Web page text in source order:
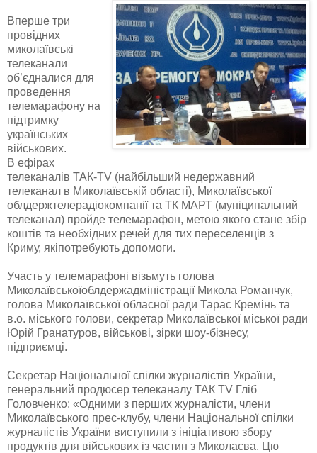
Вперше три
провідних
миколаївські
телеканали
об’єдналися для
проведення
телемарафону на
підтримку
українських
військових.
В ефірах
телеканалів ТАК-TV (найбільший недержавний
телеканал в Миколаївській області), Миколаївської
облдержтелерадіокомпанії та ТК МАРТ (муніципальний
телеканал) пройде телемарафон, метою якого стане збір
коштів та необхідних речей для тих переселенців з
Криму, якіпотребують допомоги.
Участь у телемарафоні візьмуть голова
Миколаївськоїоблдержадміністрації Микола Романчук,
голова Миколаївської обласної ради Тарас Кремінь та
в.о. міського голови, секретар Миколаївської міської ради
Юрій Гранатуров, військові, зірки шоу-бізнесу,
підприємці.
Секретар Національної спілки журналістів України,
генеральний продюсер телеканалу ТАК TV Гліб
Головченко: «Одними з перших журналісти, члени
Миколаївського прес-клубу, члени Національної спілки
журналістів України виступили з ініціативою збору
продуктів для військових із частин з Миколаєва. Цю